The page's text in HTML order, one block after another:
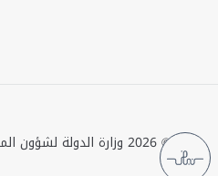
©
2026 وزارة الدولة لشؤون